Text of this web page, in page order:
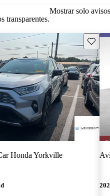
transparentes.
Mostrar solo
Guarda
Honda Yorkville